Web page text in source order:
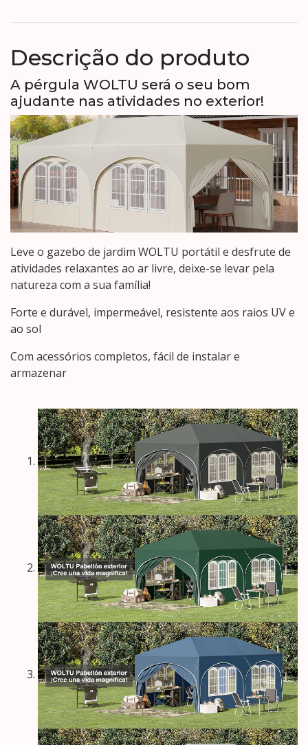
Descrição do produto
A pérgula WOLTU será o seu bom
ajudante nas atividades no exterior!
Leve o gazebo de jardim WOLTU portátil e desfrute de
atividades relaxantes ao ar livre, deixe-se levar pela
natureza com a sua família!
Forte e durável, impermeável, resistente aos raios UV e
ao sol
Com acessórios completos, fácil de instalar e
armazenar